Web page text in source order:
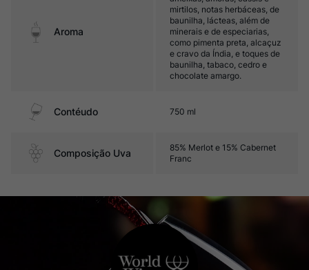
Aroma
mirtilos, notas herbáceas, de
baunilha, lácteas, além de
minerais e de especiarias,
como pimenta preta, alcaçuz
e cravo da Índia, e toques de
baunilha, tabaco, cedro e
chocolate amargo.
Contéudo 750 ml
Composição Uva
85% Merlot e 15% Cabernet
Franc